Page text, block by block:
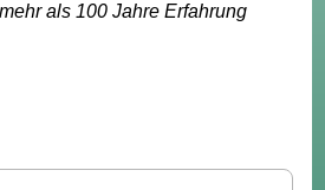
als 100 Jahre Erfahrung